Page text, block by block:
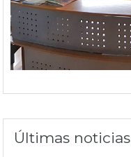
Últimas noticias